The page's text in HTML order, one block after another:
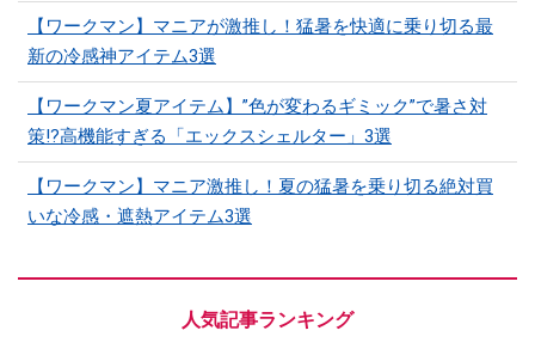
【ワークマン】マニアが激推し！猛暑を快適に乗り切る最
新の冷感神アイテム3選
【ワークマン夏アイテム】”色が変わるギミック”で暑さ対
策!?高機能すぎる「エックスシェルター」3選
【ワークマン】マニア激推し！夏の猛暑を乗り切る絶対買
いな冷感・遮熱アイテム3選